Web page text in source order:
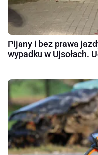
Pijany i bez prawa
wypadku w Ujsołach.